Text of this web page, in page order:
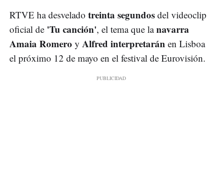
RTVE ha desvelado treinta segundos del videoclip
oficial de 'Tu canción', el tema que lanavarra
Amaia Romero y Alfred interpretarán en Lisboa
el próximo 12 de mayo en el festival de Eurovisión.